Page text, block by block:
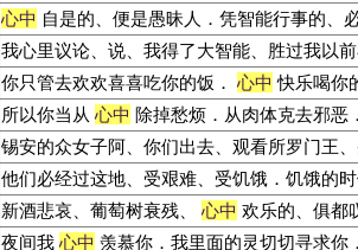
心中 自是的、便是愚昧人．凭智能行事的、
我心里议论、说、我得了大智能、胜过我以
你只管去欢欢喜喜吃你的饭． 心中 快乐喝你
所以你当从 心中 除掉愁烦．从肉体克去邪恶
锡安的众女子阿、你们出去、观看所罗门王
他们必经过这地、受艰难、受饥饿．饥饿的时
新酒悲哀、葡萄树衰残、 心中 欢乐的、俱都
夜间我 心中 羡慕你．我里面的灵切切寻求你